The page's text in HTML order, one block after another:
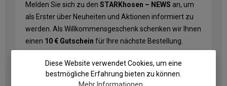
Melden Sie sich zu den STARKhosen – NEWS an, um
als Erster über Neuheiten und Aktionen informiert zu
werden. Als Willkommensgeschenk schenken wir Ihnen
einen 10 € Gutschein für Ihre nächste Bestellung.
E-Mail-Adresse*
Diese Website verwendet Cookies, um eine
bestmögliche Erfahrung bieten zu können.